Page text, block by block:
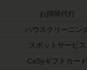
お掃除代行
ハウスクリーニン
スポットサービス
CaSyギフトカード